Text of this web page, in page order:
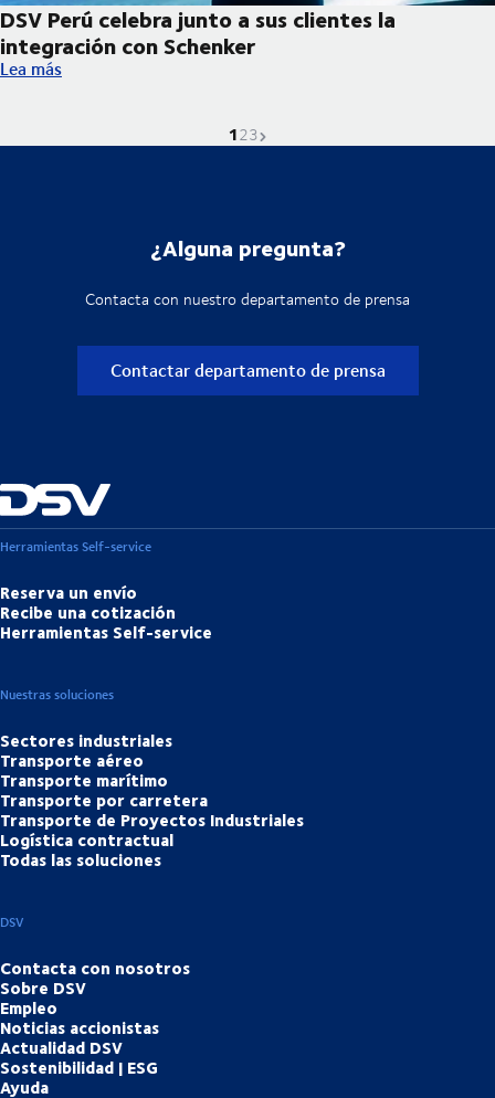
DSV Perú celebra junto a sus clientes la
integración con Schenker
DSV Perú celebra junto a sus clientes la integración con
Lea más
La página actual es
1Ve a la página
2Ve a la página
3Próxima página
¿Alguna pregunta?
Contacta con nuestro departamento de prensa
Contactar departamento de prensa
Herramientas Self-service
Reserva un envío
Recibe una cotización
Herramientas Self-service
Nuestras soluciones
Sectores industriales
Transporte aéreo
Transporte marítimo
Transporte por carretera
Transporte de Proyectos Industriales
Logística contractual
Todas las soluciones
DSV
Contacta con nosotros
Sobre DSV
Empleo
Noticias accionistas
Actualidad DSV
Sostenibilidad | ESG
Ayuda